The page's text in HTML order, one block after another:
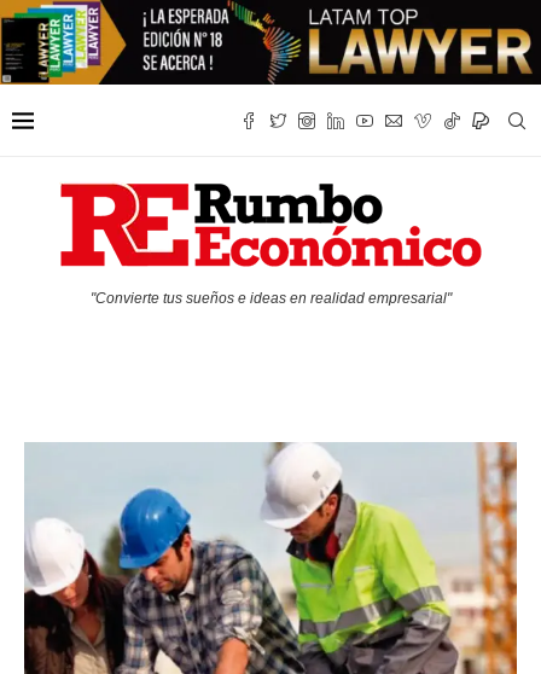
"Convierte tus sueños e ideas en realidad empresarial"